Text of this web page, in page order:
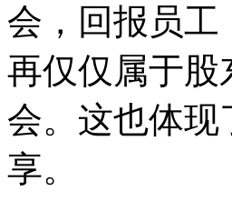
会，回报员
再仅仅属于股
会。这也体
享。